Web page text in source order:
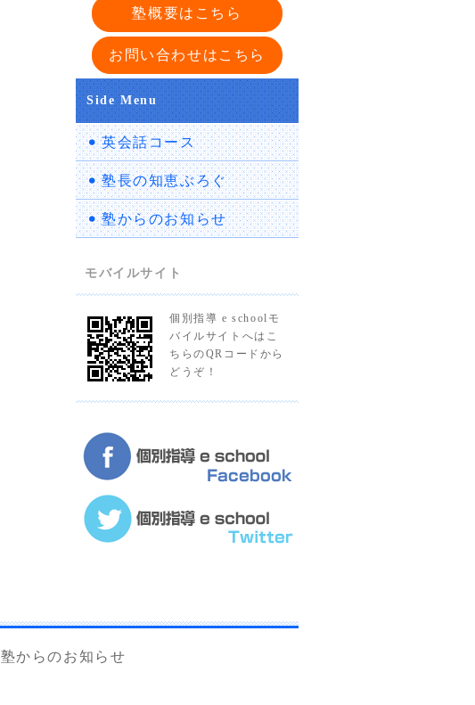
塾概要はこちら
お問い合わせはこちら
Side Menu
英会話コース
塾長の知恵ぶろぐ
塾からのお知らせ
モバイルサイト
個別指導 e schoolモ
バイルサイトへはこ
ちらのQRコードから
どうぞ！
塾からのお知らせ